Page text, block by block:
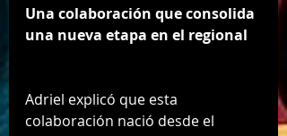
Una colaboración que consolida
una nueva etapa en el regional
Adriel explicó que esta
colaboración nació desde el